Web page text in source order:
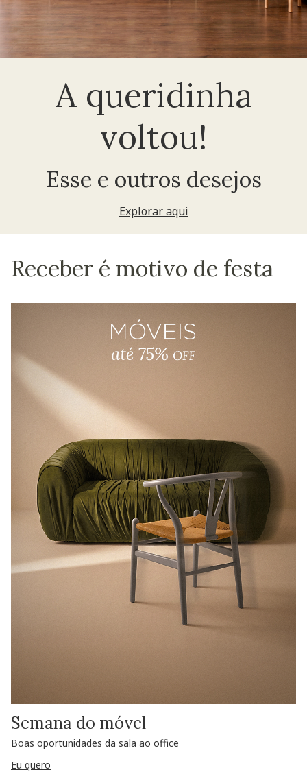
A queridinha
voltou!
Esse e outros desejos
Explorar aqui
Receber é motivo de festa
Semana do móvel
Boas oportunidades da sala ao office
Eu quero